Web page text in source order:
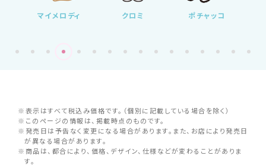
マイメロディ クロミ ポチャッコ
※表示はすべて税込み価格です。（個別に記載している場合を除く）
※このページの情報は、掲載時点のものです。
※発売日は予告なく変更になる場合があります。また、お店により発売日
が異なる場合があります。
※商品は、都合により、価格、デザイン、仕様などが変わることがありま
す。